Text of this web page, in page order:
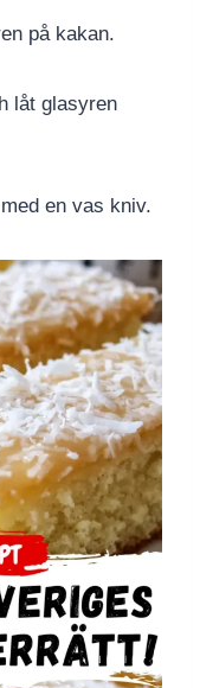
på kakan.
låt glasyren
en vas kniv.